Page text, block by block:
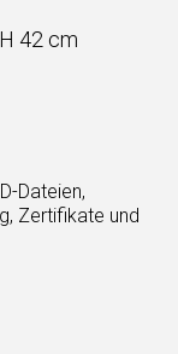
42 cm
Dateien,
Zertifikate und